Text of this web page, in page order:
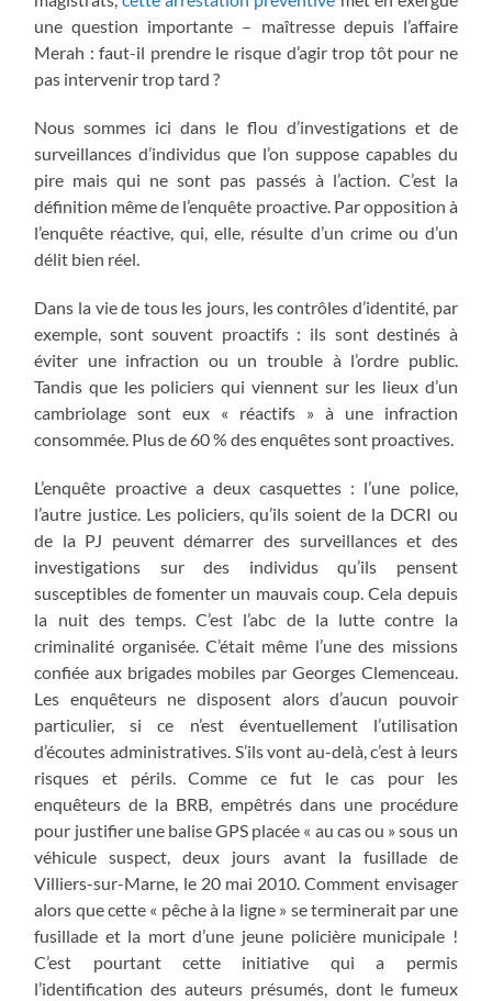
une question importante – maîtresse depuis l’affaire
Merah : faut-il prendre le risque d’agir trop tôt pour ne
pas intervenir trop tard ?
Nous sommes ici dans le flou d’investigations et de
surveillances d’individus que l’on suppose capables du
pire mais qui ne sont pas passés à l’action. C’est la
définition même de l’enquête proactive. Par opposition à
l’enquête réactive, qui, elle, résulte d’un crime ou d’un
délit bien réel.
Dans la vie de tous les jours, les contrôles d’identité, par
exemple, sont souvent proactifs : ils sont destinés à
éviter une infraction ou un trouble à l’ordre public.
Tandis que les policiers qui viennent sur les lieux d’un
cambriolage sont eux « réactifs » à une infraction
consommée. Plus de 60 % des enquêtes sont proactives.
L’enquête proactive a deux casquettes : l’une police,
l’autre justice. Les policiers, qu’ils soient de la DCRI ou
de la PJ peuvent démarrer des surveillances et des
investigations sur des individus qu’ils pensent
susceptibles de fomenter un mauvais coup. Cela depuis
la nuit des temps. C’est l’abc de la lutte contre la
criminalité organisée. C’était même l’une des missions
confiée aux brigades mobiles par Georges Clemenceau.
Les enquêteurs ne disposent alors d’aucun pouvoir
particulier, si ce n’est éventuellement l’utilisation
d’écoutes administratives. S’ils vont au-delà, c’est à leurs
risques et périls. Comme ce fut le cas pour les
enquêteurs de la BRB, empêtrés dans une procédure
pour justifier une balise GPS placée « au cas ou » sous un
véhicule suspect, deux jours avant la fusillade de
Villiers-sur-Marne, le 20 mai 2010. Comment envisager
alors que cette « pêche à la ligne » se terminerait par une
fusillade et la mort d’une jeune policière municipale !
C’est pourtant cette initiative qui a permis
l’identification des auteurs présumés, dont le fumeux